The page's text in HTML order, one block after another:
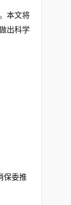
本文将
出科学
保委推